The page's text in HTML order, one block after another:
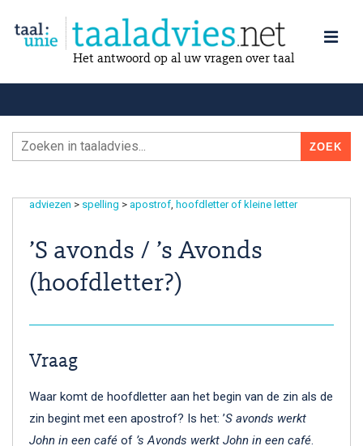
Het antwoord op al uw vragen over taal
adviezen > spelling > apostrof hoofdletter of kleine letter
’S avonds / ’s Avonds
(hoofdletter?)
Vraag
Waar komt de hoofdletter aan het begin van de zin als de
zin begint met een apostrof? Is het: ’S avonds werkt
John in een café of ’s Avonds werkt John in een café.